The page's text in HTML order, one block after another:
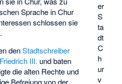
er
S
ta
dt
C
h
ur
v
Sprache in Chur
schlossen sie
denStadtschreiber
Friedrich III. und baten
die alten Rechte und
Befreiung von der